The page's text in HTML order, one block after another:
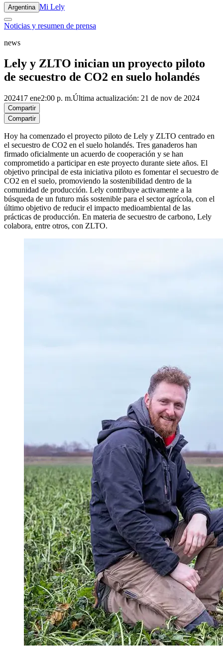
Argentina Mi Lely
Noticias y resumen de prensa
news
Lely y ZLTO inician un proyecto piloto
de secuestro de CO2 en suelo holandés
202417 ene2:00 p. m.Última actualización: 21 de nov de 2024
Compartir
Compartir
Hoy ha comenzado el proyecto piloto de Lely y ZLTO centrado en
el secuestro de CO2 en el suelo holandés. Tres ganaderos han
firmado oficialmente un acuerdo de cooperación y se han
comprometido a participar en este proyecto durante siete años. El
objetivo principal de esta iniciativa piloto es fomentar el secuestro de
CO2 en el suelo, promoviendo la sostenibilidad dentro de la
comunidad de producción. Lely contribuye activamente a la
búsqueda de un futuro más sostenible para el sector agrícola, con el
último objetivo de reducir el impacto medioambiental de las
prácticas de producción. En materia de secuestro de carbono, Lely
colabora, entre otros, con ZLTO.